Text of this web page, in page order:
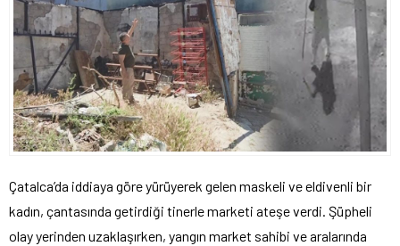
Çatalca’da iddiaya göre yürüyerek gelen maskeli ve eldivenli bir
kadın, çantasında getirdiği tinerle marketi ateşe verdi. Şüpheli
olay yerinden uzaklaşırken, yangın market sahibi ve aralarında